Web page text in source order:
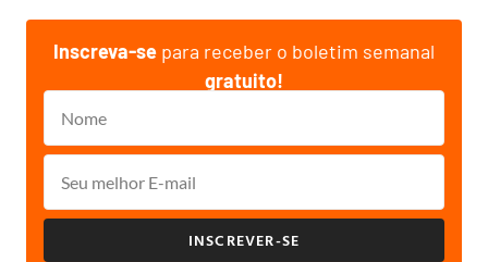
Inscreva-se para receber o boletim semanal
gratuito!
INSCREVER-SE